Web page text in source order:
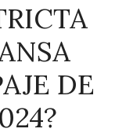
DE